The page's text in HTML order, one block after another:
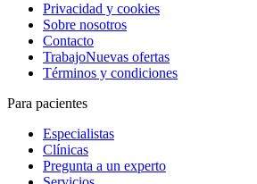
Privacidad y cookies
Sobre nosotros
Contacto
TrabajoNuevas ofertas
Términos y condiciones
Para pacientes
Especialistas
Clínicas
Pregunta a un experto